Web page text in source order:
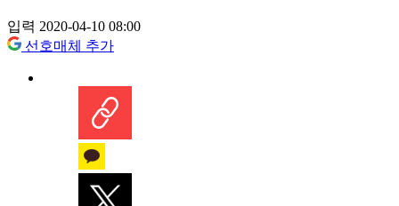
입력 2020-04-10 08:00
선호매체 추가